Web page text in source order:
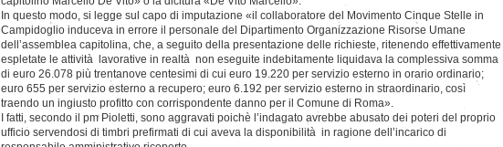
In questo modo, si legge sul capo di imputazione «il collaboratore del Movimento Cinque Stelle in
Campidoglio induceva in errore il personale del Dipartimento Organizzazione Risorse Umane
dell’assemblea capitolina, che, a seguito della presentazione delle richieste, ritenendo effettivamente
espletate le attività lavorative in realtà non eseguite indebitamente liquidava la complessiva somma
di euro 26.078 più trentanove centesimi di cui euro 19.220 per servizio esterno in orario ordinario;
euro 655 per servizio esterno a recupero; euro 6.192 per servizio esterno in straordinario, così
traendo un ingiusto profitto con corrispondente danno per il Comune di Roma».
I fatti, secondo il pm Pioletti, sono aggravati poichè l’indagato avrebbe abusato dei poteri del proprio
ufficio servendosi di timbri prefirmati di cui aveva la disponibilità in ragione dell’incarico di